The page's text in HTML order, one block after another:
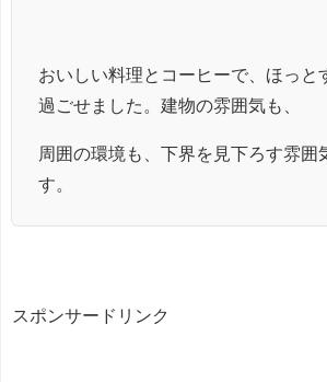
おいしい料理とコーヒーで、ほっと
過ごせました。建物の雰囲気も、
周囲の環境も、下界を見下ろす雰囲
す。
スポンサードリンク